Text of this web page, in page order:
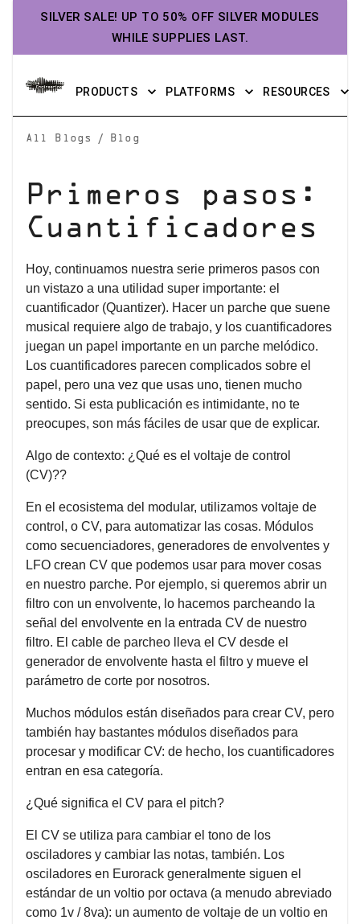
SILVER SALE! UP TO 50% OFF SILVER MODULES
WHILE SUPPLIES LAST.
PRODUCTS PLATFORMS RESOURCES
All Blogs / Blog
Primeros pasos:
Cuantificadores
Hoy, continuamos nuestra serie primeros pasos con
un vistazo a una utilidad super importante: el
cuantificador (Quantizer). Hacer un parche que suene
musical requiere algo de trabajo, y los cuantificadores
juegan un papel importante en un parche melódico.
Los cuantificadores parecen complicados sobre el
papel, pero una vez que usas uno, tienen mucho
sentido. Si esta publicación es intimidante, no te
preocupes, son más fáciles de usar que de explicar.
Algo de contexto: ¿Qué es el voltaje de control
(CV)??
En el ecosistema del modular, utilizamos voltaje de
control, o CV, para automatizar las cosas. Módulos
como secuenciadores, generadores de envolventes y
LFO crean CV que podemos usar para mover cosas
en nuestro parche. Por ejemplo, si queremos abrir un
filtro con un envolvente, lo hacemos parcheando la
señal del envolvente en la entrada CV de nuestro
filtro. El cable de parcheo lleva el CV desde el
generador de envolvente hasta el filtro y mueve el
parámetro de corte por nosotros.
Muchos módulos están diseñados para crear CV, pero
también hay bastantes módulos diseñados para
procesar y modificar CV: de hecho, los cuantificadores
entran en esa categoría.
¿Qué significa el CV para el pitch?
El CV se utiliza para cambiar el tono de los
osciladores y cambiar las notas, también. Los
osciladores en Eurorack generalmente siguen el
estándar de un voltio por octava (a menudo abreviado
como 1v / 8va): un aumento de voltaje de un voltio en